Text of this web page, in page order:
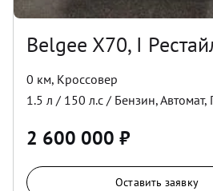
Belgee X70, I
0 км, Кроссовер
1.5 л / 150 л.с / Бензин,Автомат,
2 600 000 ₽
Оставить заявку